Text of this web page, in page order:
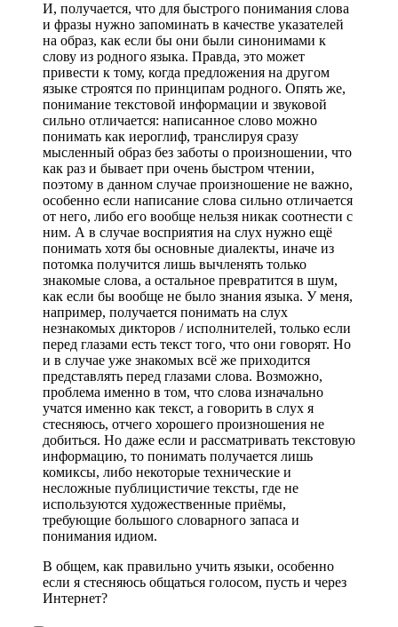
И, получается, что для быстрого понимания слова
и фразы нужно запоминать в качестве указателей
на образ, как если бы они были синонимами к
слову из родного языка. Правда, это может
привести к тому, когда предложения на другом
языке строятся по принципам родного. Опять же,
понимание текстовой информации и звуковой
сильно отличается: написанное слово можно
понимать как иероглиф, транслируя сразу
мысленный образ без заботы о произношении, что
как раз и бывает при очень быстром чтении,
поэтому в данном случае произношение не важно,
особенно если написание слова сильно отличается
от него, либо его вообще нельзя никак соотнести с
ним. А в случае восприятия на слух нужно ещё
понимать хотя бы основные диалекты, иначе из
потомка получится лишь вычленять только
знакомые слова, а остальное превратится в шум,
как если бы вообще не было знания языка. У меня,
например, получается понимать на слух
незнакомых дикторов / исполнителей, только если
перед глазами есть текст того, что они говорят. Но
и в случае уже знакомых всё же приходится
представлять перед глазами слова. Возможно,
проблема именно в том, что слова изначально
учатся именно как текст, а говорить в слух я
стесняюсь, отчего хорошего произношения не
добиться. Но даже если и рассматривать текстовую
информацию, то понимать получается лишь
комиксы, либо некоторые технические и
несложные публицистичие тексты, где не
используются художественные приёмы,
требующие большого словарного запаса и
понимания идиом.
В общем, как правильно учить языки, особенно
если я стесняюсь общаться голосом, пусть и через
Интернет?